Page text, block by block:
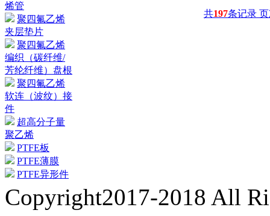
烯管
聚四氟乙烯
夹层垫片
聚四氟乙烯
编织（碳纤维/
芳纶纤维）盘根
聚四氟乙烯
软连（波纹）接
件
超高分子量
聚乙烯
PTFE板
PTFE薄膜
PTFE异形件
共197条记录
Copyright2017-2018 All